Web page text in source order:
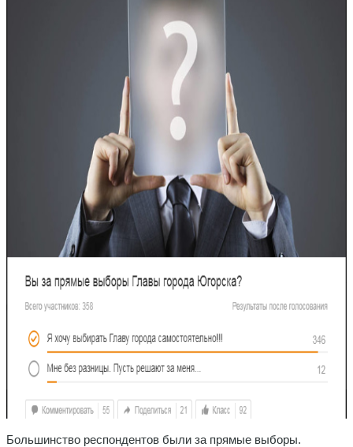
Большинство респондентов были за прямые выборы.